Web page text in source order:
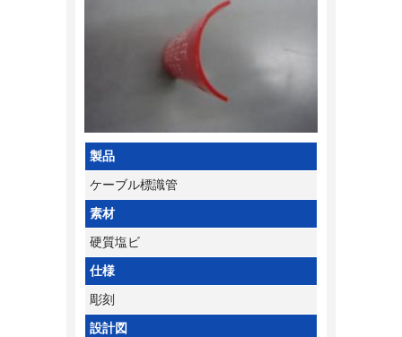
製品
ケーブル標識管
素材
硬質塩ビ
仕様
彫刻
設計図